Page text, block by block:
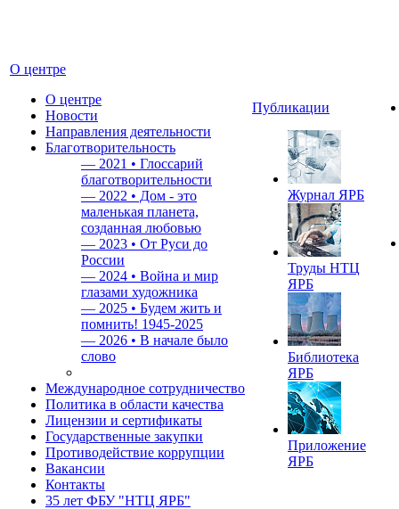
О центре
О центре
Новости
Направления деятельности
Благотворительность
— 2021 • Глоссарий
благотворительности
— 2022 • Дом - это
маленькая планета,
созданная любовью
— 2023 • От Руси до
России
— 2024 • Война и мир
глазами художника
— 2025 • Будем жить и
помнить! 1945-2025
— 2026 • В начале было
слово
Международное сотрудничество
Политика в области качества
Лицензии и сертификаты
Государственные закупки
Противодействие коррупции
Вакансии
Контакты
35 лет ФБУ "НТЦ ЯРБ"
Публикации
Журнал ЯРБ
Труды НТЦ
ЯРБ
Библиотека
ЯРБ
Приложение
ЯРБ